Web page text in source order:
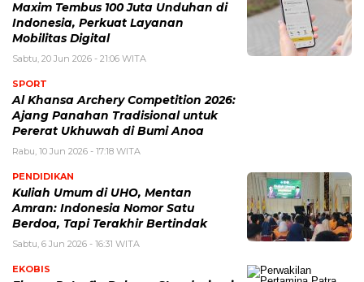
Maxim Tembus 100 Juta Unduhan di
Indonesia, Perkuat Layanan
Mobilitas Digital
Sabtu, 20 Jun 2026 - 21:06 WITA
SPORT
Al Khansa Archery Competition 2026:
Ajang Panahan Tradisional untuk
Pererat Ukhuwah di Bumi Anoa
Rabu, 10 Jun 2026 - 17:18 WITA
PENDIDIKAN
Kuliah Umum di UHO, Mentan
Amran: Indonesia Nomor Satu
Berdoa, Tapi Terakhir Bertindak
Sabtu, 6 Jun 2026 - 16:31 WITA
EKOBIS